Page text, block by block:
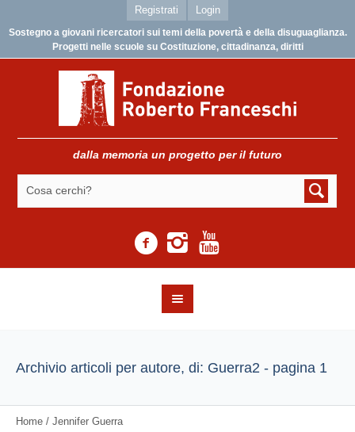
Registrati Login
Sostegno a giovani ricercatori sui temi della povertà e della disuguaglianza.
Progetti nelle scuole su Costituzione, cittadinanza, diritti
dalla memoria un progetto per il futuro
Archivio articoli per autore, di: Guerra2 - pagina 1
Home / Jennifer Guerra